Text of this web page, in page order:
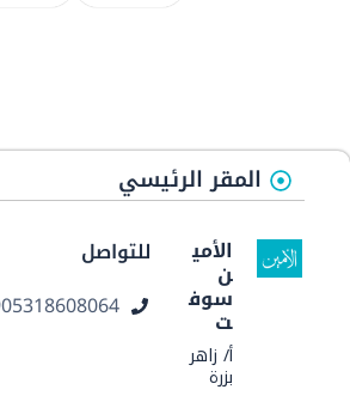
المقر الرئيسي
للتواصل
ر 905318608064+
الأمي
ن
سوف
ت
أ/ زاهر
بزرة